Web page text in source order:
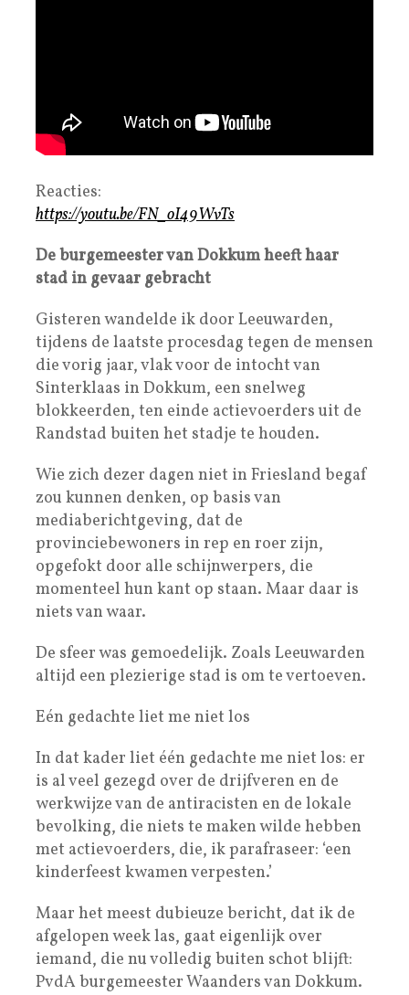
Reacties:
https://youtu.be/FN_oI49WvTs
De burgemeester van Dokkum heeft haar
stad in gevaar gebracht
Gisteren wandelde ik door Leeuwarden,
tijdens de laatste procesdag tegen de mensen
die vorig jaar, vlak voor de intocht van
Sinterklaas in Dokkum, een snelweg
blokkeerden, ten einde actievoerders uit de
Randstad buiten het stadje te houden.
Wie zich dezer dagen niet in Friesland begaf
zou kunnen denken, op basis van
mediaberichtgeving, dat de
provinciebewoners in rep en roer zijn,
opgefokt door alle schijnwerpers, die
momenteel hun kant op staan. Maar daar is
niets van waar.
De sfeer was gemoedelijk. Zoals Leeuwarden
altijd een plezierige stad is om te vertoeven.
Eén gedachte liet me niet los
In dat kader liet één gedachte me niet los: er
is al veel gezegd over de drijfveren en de
werkwijze van de antiracisten en de lokale
bevolking, die niets te maken wilde hebben
met actievoerders, die, ik parafraseer: ‘een
kinderfeest kwamen verpesten.’
Maar het meest dubieuze bericht, dat ik de
afgelopen week las, gaat eigenlijk over
iemand, die nu volledig buiten schot blijft:
PvdA burgemeester Waanders van Dokkum.